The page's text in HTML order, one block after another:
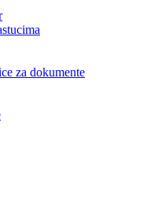
za dokumente